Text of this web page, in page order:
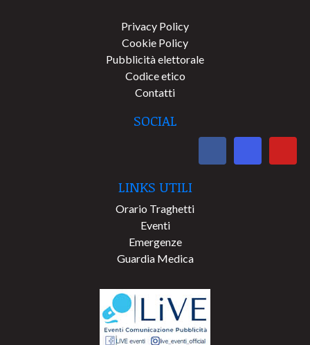
Privacy Policy
Cookie Policy
Pubblicità elettorale
Codice etico
Contatti
SOCIAL
LINKS UTILI
Orario Traghetti
Eventi
Emergenze
Guardia Medica